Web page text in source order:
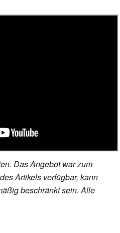
Das Angebot war zum
Artikels verfügbar, kann
beschränkt sein. Alle